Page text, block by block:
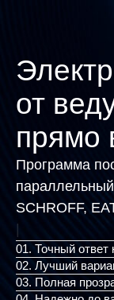
от
прямо
Программа
SCHROFF,
01. Точный ответ
02. Лучший
03. Полная
04. Надежно до